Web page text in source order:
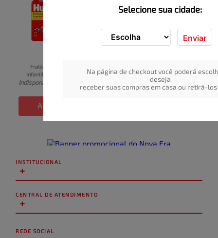
Selecione sua cidade:
Enviar
Na página de checkout você poderá
deseja
receber suas compras em casa ou retirá-
Fralda Descartável
Infantil Roupinha
HUGGIES Supreme Care M
Indisponível
ADICIONAR
INSTITUCIONAL
+
CENTRAL DE ATENDIMENTO
+
REDE SOCIAL